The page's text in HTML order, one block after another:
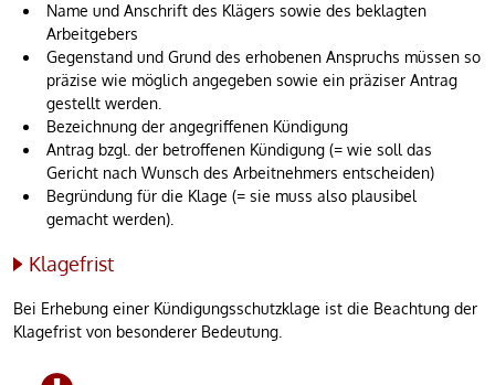
Name und Anschrift des Klägers sowie des beklagten
Arbeitgebers
Gegenstand und Grund des erhobenen Anspruchs müssen so
präzise wie möglich angegeben sowie ein präziser Antrag
gestellt werden.
Bezeichnung der angegriffenen Kündigung
Antrag bzgl. der betroffenen Kündigung (= wie soll das
Gericht nach Wunsch des Arbeitnehmers entscheiden)
Begründung für die Klage (= sie muss also plausibel
gemacht werden).
Klagefrist
Bei Erhebung einer Kündigungsschutzklage ist die Beachtung der
Klagefrist von besonderer Bedeutung.